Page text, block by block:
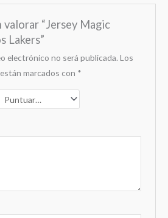
valorar “Jersey Magic
Lakers”
electrónico no será publicada. Los
marcados con *